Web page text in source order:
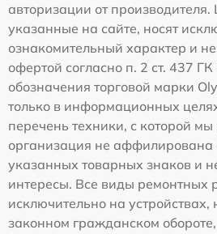
авторизации от
указанные на сайте, носят
ознакомительный характер и
офертой согласно п. 2 ст. 437
обозначения торговой марки
только в информационных
перечень техники, с которой
организация не аффилирована
указанных товарных знаков и
интересы. Все виды ремонтных
исключительно на
законном гражданском обороте,